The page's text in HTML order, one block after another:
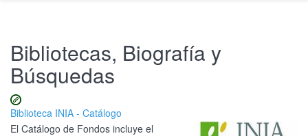
Bibliotecas, Biografía y
Búsquedas
Biblioteca INIA - Catálogo
El Catálogo de Fondos incluye el